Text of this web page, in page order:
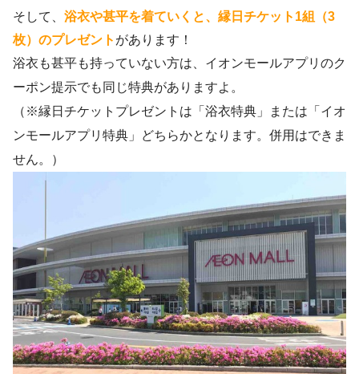
そして、 浴衣や甚平を着ていくと、縁日チケット1組（3
枚）のプレゼント があります！
浴衣も甚平も持っていない方は、イオンモールアプリのク
ーポン提示でも同じ特典がありますよ。
（※縁日チケットプレゼントは「浴衣特典」または「イオ
ンモールアプリ特典」どちらかとなります。併用はできま
せん。）